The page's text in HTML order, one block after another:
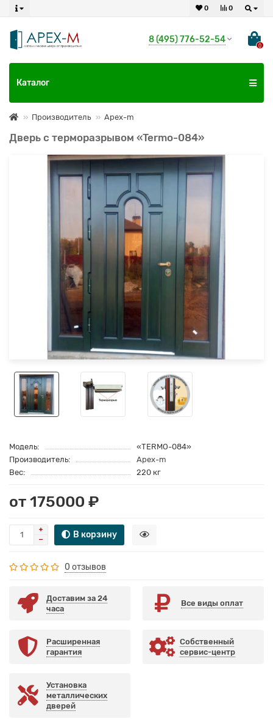
0
0
8 (495) 776-52-54
0
Каталог
Производитель Apex-m
Дверь с терморазрывом «Termo-084»
Модель:
«TERMO-084»
Производитель:
Apex-m
Вес:
220 кг
от 175000 ₽
В корзину
0 отзывов
Доставим за 24
часа
Все виды оплат
Расширенная
гарантия
Собственный
сервис-центр
Установка
металлических
дверей